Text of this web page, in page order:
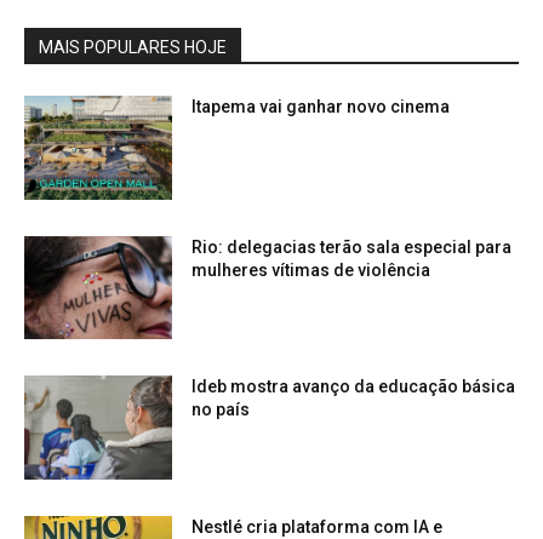
MAIS POPULARES HOJE
Itapema vai ganhar novo cinema
Rio: delegacias terão sala especial para
mulheres vítimas de violência
Ideb mostra avanço da educação básica
no país
Nestlé cria plataforma com IA e